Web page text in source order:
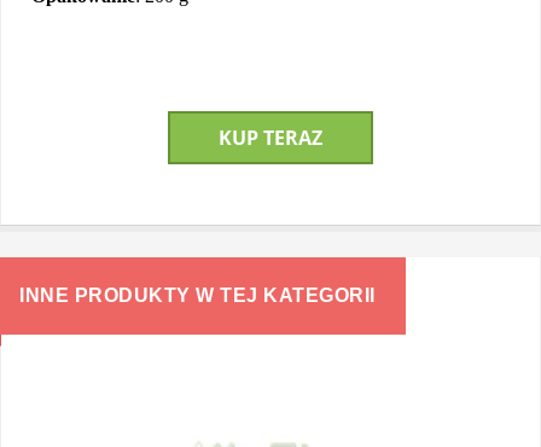
KUP TERAZ
INNE PRODUKTY W TEJ KATEGORII